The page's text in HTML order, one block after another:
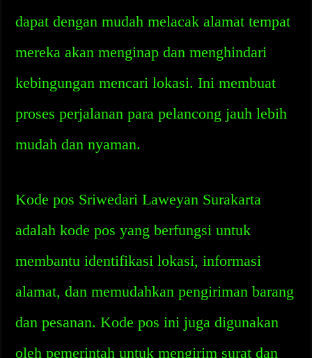
dapat dengan mudah melacak alamat tempat
mereka akan menginap dan menghindari
kebingungan mencari lokasi. Ini membuat
proses perjalanan para pelancong jauh lebih
mudah dan nyaman.
Kode pos Sriwedari Laweyan Surakarta
adalah kode pos yang berfungsi untuk
membantu identifikasi lokasi, informasi
alamat, dan memudahkan pengiriman barang
dan pesanan. Kode pos ini juga digunakan
oleh pemerintah untuk mengirim surat dan